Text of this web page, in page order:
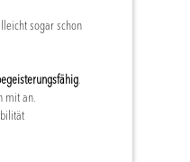
sogar schon
mit an.